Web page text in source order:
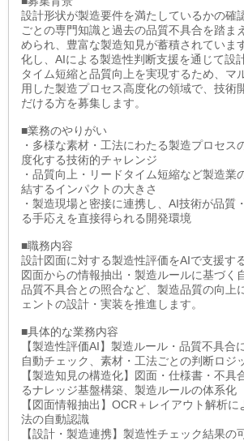
設計形状が製造要件を満たしているかの確
ごとの専門知識と過去の品質不具合を踏ま
められ、豊富な製造知見が蓄積されていま
化し、AIによる製造性判断支援を通じて設
タイム短縮と品質向上を実現するため、マ
用した製造プロセス高度化の領域で、技術
だける方を募集します。
■業務のやりがい
・多様な素材・工法にわたる製造プロセス
度化する技術的チャレンジ
・品質向上・リードタイム短縮など製造業
結するインパクトの大きさ
・製造現場と密接に連携し、AI技術が品質
る手応えを直接得られる開発環境
■職務内容
設計図面に対する製造性評価をAIで支援す
図面からの情報抽出・製造ルールに基づく
品質不具合との照合など、製造品質の向上
ェントの設計・実装を推進します。
■具体的な業務内容
【製造性評価AI】製造ルール・品質不具合
自動チェック、素材・工法ごとの判断ロジ
【製造知見の構造化】図面・仕様書・不具
るナレッジ基盤構築、製造ルールの体系化
【図面情報抽出】OCR＋レイアウト解析
法の自動認識
【設計・製造連携】製造性チェック結果の